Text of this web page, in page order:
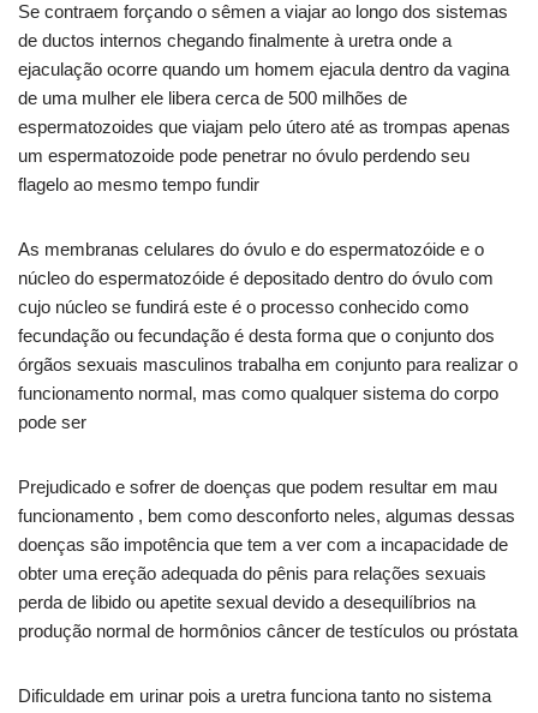
Se contraem forçando o sêmen a viajar ao longo dos sistemas
de ductos internos chegando finalmente à uretra onde a
ejaculação ocorre quando um homem ejacula dentro da vagina
de uma mulher ele libera cerca de 500 milhões de
espermatozoides que viajam pelo útero até as trompas apenas
um espermatozoide pode penetrar no óvulo perdendo seu
flagelo ao mesmo tempo fundir
As membranas celulares do óvulo e do espermatozóide e o
núcleo do espermatozóide é depositado dentro do óvulo com
cujo núcleo se fundirá este é o processo conhecido como
fecundação ou fecundação é desta forma que o conjunto dos
órgãos sexuais masculinos trabalha em conjunto para realizar o
funcionamento normal, mas como qualquer sistema do corpo
pode ser
Prejudicado e sofrer de doenças que podem resultar em mau
funcionamento , bem como desconforto neles, algumas dessas
doenças são impotência que tem a ver com a incapacidade de
obter uma ereção adequada do pênis para relações sexuais
perda de libido ou apetite sexual devido a desequilíbrios na
produção normal de hormônios câncer de testículos ou próstata
Dificuldade em urinar pois a uretra funciona tanto no sistema